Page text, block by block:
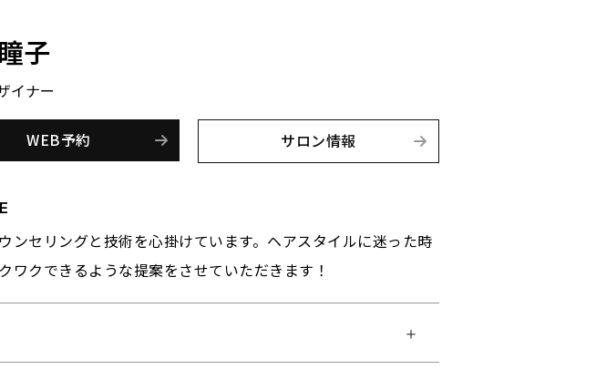
子
イナー
WEB予約 サロン情報
ンセリングと技術を心掛けています。ヘアスタイルに迷った時
ワクできるような提案をさせていただきます！